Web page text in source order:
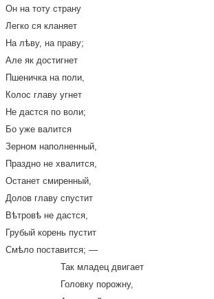
Он на тоту страну
Легко ся кланяет
На лѣву, на праву;
Але як достигнет
Пшеничка на поли,
Колос главу угнет
Не дастся по воли;
Бо уже валится
Зерном наполненный,
Праздно не хвалится,
Останет смиренный,
Долов главу спустит
Вѣтровѣ не дастся,
Грубый корень пустит
Смѣло поставится; —
Так младец двигает
Головку порожну,